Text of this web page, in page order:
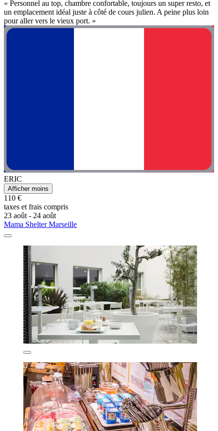
« Personnel au top, chambre confortable, toujours un super resto, et
un emplacement idéal juste à côté de cours julien. A peine plus loin
pour aller vers le vieux port. »
ERIC
Afficher moins
110 €
taxes et frais compris
23 août - 24 août
Mama Shelter Marseille